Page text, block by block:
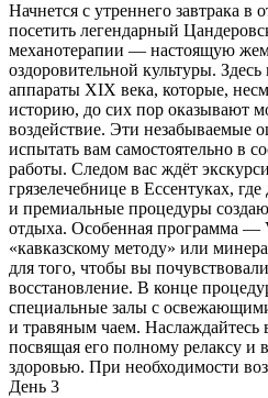
Начнется с утреннего завтрака
посетить легендарный
механотерапии — настоящую
оздоровительной культуры.
аппараты XIX века, которые,
историю, до сих пор оказывают
воздействие. Эти незабываемые
испытать вам самостоятельно в
работы. Следом вас ждёт
грязелечебнице в Ессентуках,
и премиальные процедуры
отдыха. Особенная программа —
«кавказскому методу» или
для того, чтобы вы
восстановление. В конце
специальные залы с
и травяным чаем. Наслаждайтесь
посвящая его полному релаксу
здоровью. При необходимости
День 3